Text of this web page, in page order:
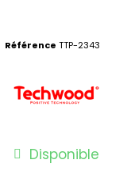
Référence TTP-2343
Disponible